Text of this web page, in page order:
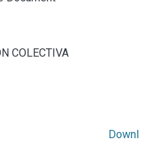
COLECTIVA
Downl